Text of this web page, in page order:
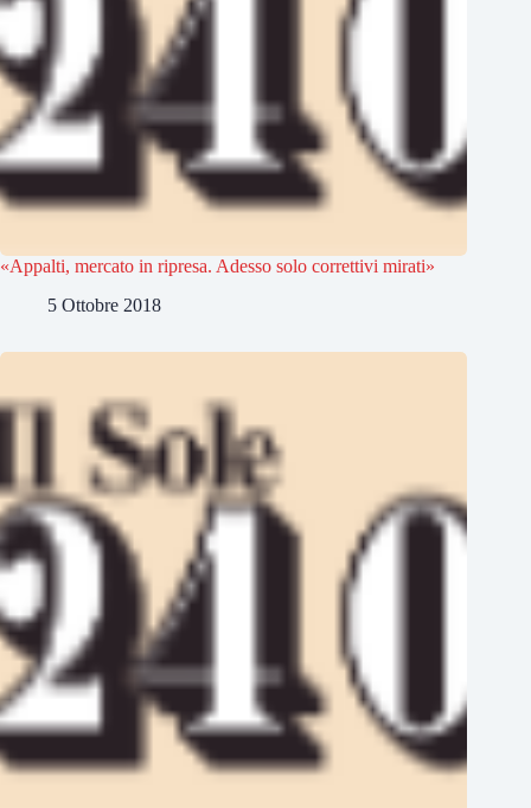
«Appalti, mercato in ripresa. Adesso solo correttivi mirati»
5 Ottobre 2018